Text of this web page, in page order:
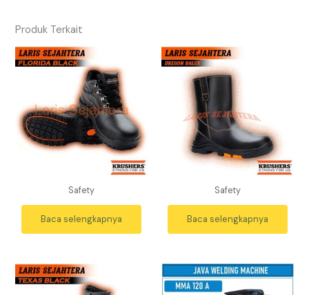
Produk Terkait
Safety
Baca selengkapnya
Safety
Baca selengkapnya